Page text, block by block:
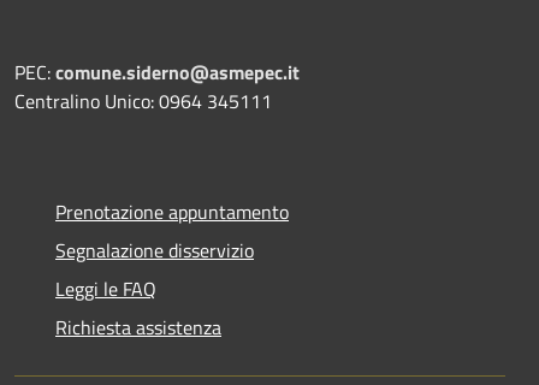
PEC:comune.siderno@asmepec.it
Centralino Unico: 0964 345111
Prenotazione appuntamento
Segnalazione disservizio
Leggi le FAQ
Richiesta assistenza